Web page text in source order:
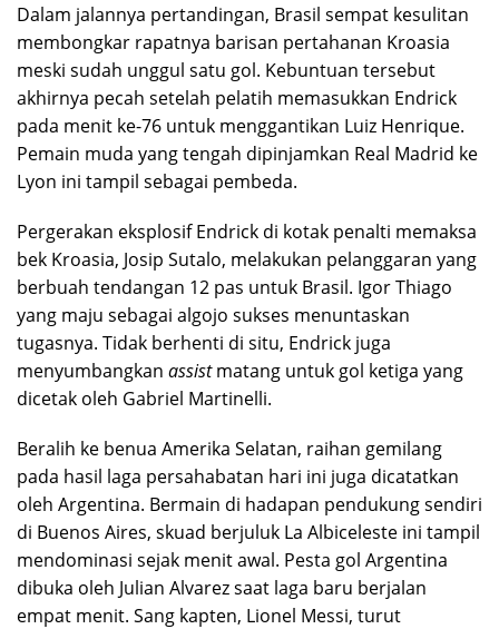
Dalam jalannya pertandingan, Brasil sempat kesulitan
membongkar rapatnya barisan pertahanan Kroasia
meski sudah unggul satu gol. Kebuntuan tersebut
akhirnya pecah setelah pelatih memasukkan Endrick
pada menit ke-76 untuk menggantikan Luiz Henrique.
Pemain muda yang tengah dipinjamkan Real Madrid ke
Lyon ini tampil sebagai pembeda.
Pergerakan eksplosif Endrick di kotak penalti memaksa
bek Kroasia, Josip Sutalo, melakukan pelanggaran yang
berbuah tendangan 12 pas untuk Brasil. Igor Thiago
yang maju sebagai algojo sukses menuntaskan
tugasnya. Tidak berhenti di situ, Endrick juga
menyumbangkan assistmatang untuk gol ketiga yang
dicetak oleh Gabriel Martinelli.
Beralih ke benua Amerika Selatan, raihan gemilang
pada hasil laga persahabatan hari ini juga dicatatkan
oleh Argentina. Bermain di hadapan pendukung sendiri
di Buenos Aires, skuad berjuluk La Albiceleste ini tampil
mendominasi sejak menit awal. Pesta gol Argentina
dibuka oleh Julian Alvarez saat laga baru berjalan
empat menit. Sang kapten, Lionel Messi, turut